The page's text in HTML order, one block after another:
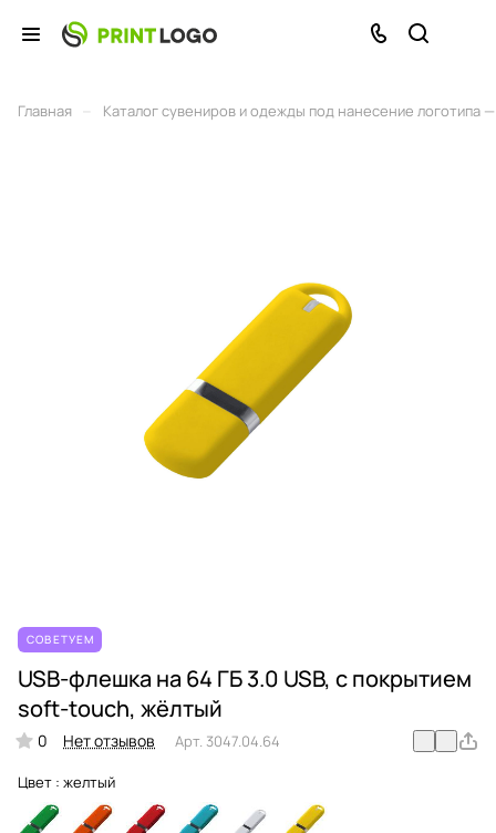
Главная Каталог сувениров и одежды под нанесение логотипа
СОВЕТУЕМ
USB-флешка на 64 ГБ 3.0 USB, с покрытием
soft-touch, жёлтый
0 Нет отзывов Арт. 3047.04.64
Цвет : желтый